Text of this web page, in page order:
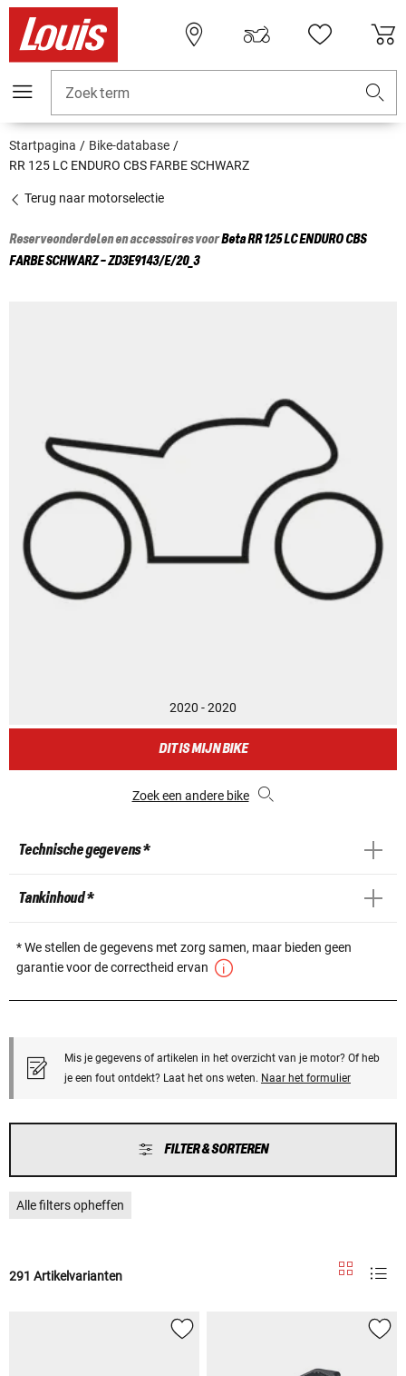
Zoekterm
Startpagina
Bike-database
RR 125 LC ENDURO CBS FARBE SCHWARZ
Terug naar motorselectie
Reserveonderdelen en accessoires voorBetaRR 125 LC ENDURO CBS
FARBE SCHWARZ - ZD3E9143/E/20_3
2020 - 2020
DIT IS MIJN BIKE
Zoek een andere bike
Technische gegevens *
Tankinhoud *
* We stellen de gegevens met zorg samen, maar bieden geen
garantie voor de correctheid ervan
Mis je gegevens of artikelen in het overzicht van je motor? Of heb
je een fout ontdekt? Laat het ons weten. Naar het formulier
FILTER & SORTEREN
Alle filters opheffen
291 Artikelvarianten